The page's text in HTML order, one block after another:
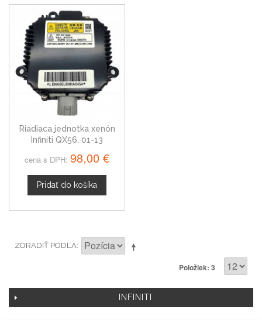
Riadiaca jednotka xenón
Infiniti QX56, 01-13
cena s DPH: 98,00 €
Pridať do košíka
ZORADIŤ PODĽA
Položiek: 3
INFINITI